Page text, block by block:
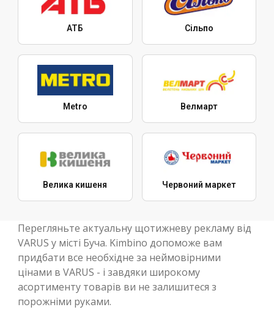
АТБ Сільпо
Metro Велмарт
Велика кишеня Червоний маркет
Перегляньте актуальну щотижневу рекламу від
VARUS у місті Буча. Kimbino допоможе вам
придбати все необхідне за неймовірними
цінами в VARUS - і завдяки широкому
асортименту товарів ви не залишитеся з
порожніми руками.